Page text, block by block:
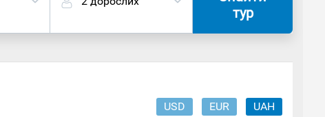
тур
USD EUR UAH